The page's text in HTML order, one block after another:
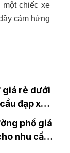
chiếc xe
cảm hứng
giá rẻ dưới
đạp xe
phố giá
nhu cầu
hàng ngày